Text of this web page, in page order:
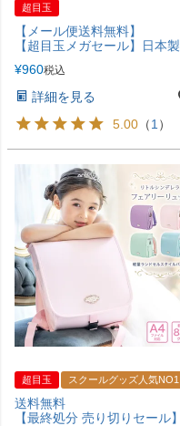
超目玉
【メール便送料無料】
【超目玉メガセール】日本製三つ折り風ソックス YUP4《メール便優先商品》
¥960税込
詳細を見る
5.00 （1 ）
超目玉 スクールグッズ人気NO1
送料無料
【最終処分 売り切りセール】女の子 ランドセル リュック 軽い 軽量 830g キャサリンコテージ リトルシンデレラ通学 小学生 入学準備 タブレットPC収納 清楚 上品 ランドセルリュック ランドセル風 撥水 パステルカラー 在庫限り 赤字価格 TAK